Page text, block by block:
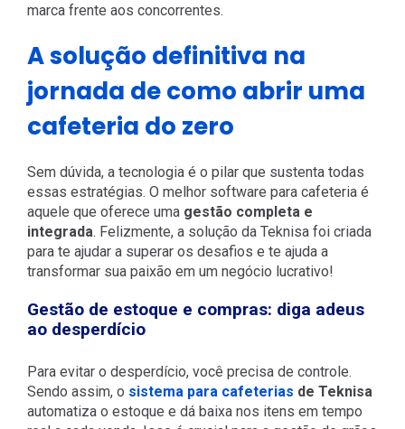
marca frente aos concorrentes.
A solução definitiva na
jornada de como abrir uma
cafeteria do zero
Sem dúvida, a tecnologia é o pilar que sustenta todas
essas estratégias. O melhor software para cafeteria é
aquele que oferece uma gestão completa e
integrada. Felizmente, a solução da Teknisa foi criada
para te ajudar a superar os desafios e te ajuda a
transformar sua paixão em um negócio lucrativo!
Gestão de estoque e compras: diga adeus
ao desperdício
Para evitar o desperdício, você precisa de controle.
Sendo assim, o sistema para cafeterias de Teknisa
automatiza o estoque e dá baixa nos itens em tempo